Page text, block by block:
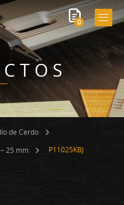
0
de Cerdo
25 mm P11025KBJ